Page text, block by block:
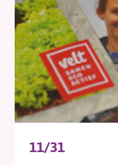
11/31